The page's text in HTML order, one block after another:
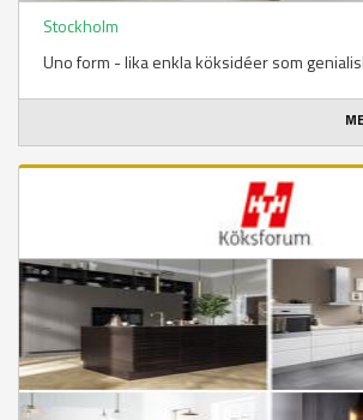
Stockholm
Uno form - lika enkla köksidéer som